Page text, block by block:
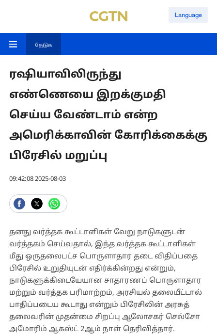
Language
தேடுக
ரஷியாவிலிருந்து
எண்ணெயை இறக்குமதி
செய்ய வேண்டாம் என்ற
அமெரிக்காவின் கோரிக்கைக்கு
பிரேசில் மறுப்பு
09:42:08 2025-08-03
தனது வர்த்தக கூட்டாளிகள் வேறு நாடுகளுடன்
வர்த்தகம் செய்வதால், இந்த வர்த்தக கூட்டாளிகள்
மீது ஒருதலைபட்ச பொருளாதார தடை விதிப்பதை
பிரேசில் உறுதியுடன் எதிர்க்கின்றது என்றும்,
நாடுகளுக்கிடையேயான சாதாரணப் பொருளாதார
மற்றும் வர்த்தக பரிமாற்றம், அரசியல் தலையீட்டால்
பாதிப்படைய கூடாது என்றும் பிரேசிலின் அரசுத்
தலைவரின் முதன்மை சிறப்பு ஆலோசகர் செல்சோ
அமோரிம் ஆகஸ்ட் 2ஆம் நாள் தெரிவித்தார்.